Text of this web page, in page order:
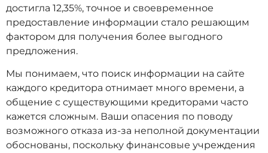
достигла 12,35%, точное и своевременное
предоставление информации стало решающим
фактором для получения более выгодного
предложения.
Мы понимаем, что поиск информации на сайте
каждого кредитора отнимает много времени, а
общение с существующими кредиторами часто
кажется сложным. Ваши опасения по поводу
возможного отказа из-за неполной документации
обоснованы, поскольку финансовые учреждения